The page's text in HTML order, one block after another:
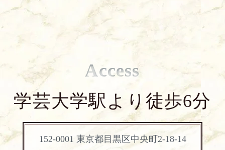
Access
学芸大学駅より徒歩6分
152-0001 東京都目黒区中央町2-18-14